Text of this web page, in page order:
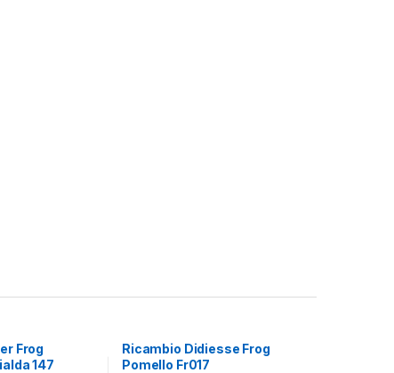
Frog
147
Ricambio Didiesse Frog
Pomello Fr017